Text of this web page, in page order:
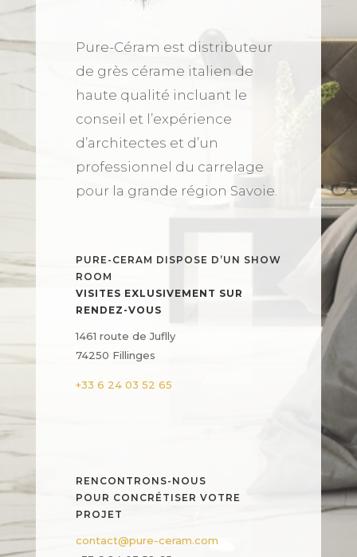
Pure-Céram est distributeur
de grès cérame italien de
haute qualité incluant le
conseil et l’expérience
d’architectes et d’un
professionnel du carrelage
pour la grande région Savoie.
PURE-CERAM DISPOSE D’UN SHOW
ROOM
VISITES EXLUSIVEMENT SUR
RENDEZ-VOUS
1461 route de Juflly
74250 Fillinges
+33 6 24 03 52 65
RENCONTRONS-NOUS
POUR CONCRÉTISER VOTRE
PROJET
contact@pure-ceram.com